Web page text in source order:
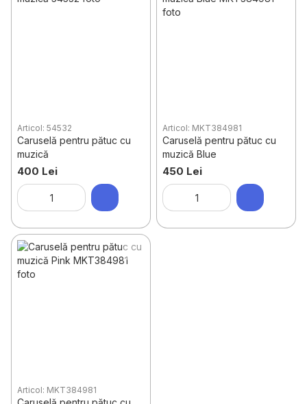
Articol: 54532
Caruselă pentru pătuc cu
muzică
400 Lei
Articol: MKT384981
Caruselă pentru pătuc cu
muzică Blue
450 Lei
Articol: MKT384981